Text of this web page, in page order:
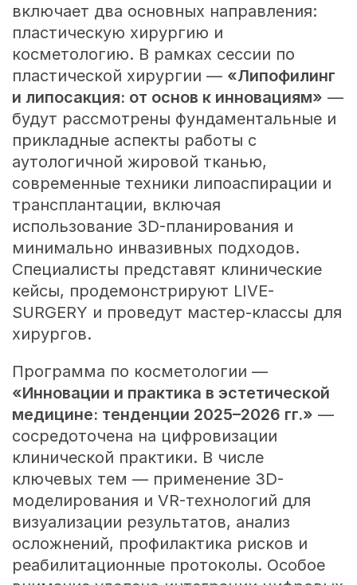
включает два основных направления:
пластическую хирургию и
косметологию. В рамках сессии по
пластической хирургии — «Липофилинг
и липосакция: от основ к инновациям» —
будут рассмотрены фундаментальные и
прикладные аспекты работы с
аутологичной жировой тканью,
современные техники липоаспирации и
трансплантации, включая
использование 3D-планирования и
минимально инвазивных подходов.
Специалисты представят клинические
кейсы, продемонстрируют LIVE-
SURGERY и проведут мастер-классы для
хирургов.
Программа по косметологии —
«Инновации и практика в эстетической
медицине: тенденции 2025–2026 гг.» —
сосредоточена на цифровизации
клинической практики. В числе
ключевых тем — применение 3D-
моделирования и VR-технологий для
визуализации результатов, анализ
осложнений, профилактика рисков и
реабилитационные протоколы. Особое